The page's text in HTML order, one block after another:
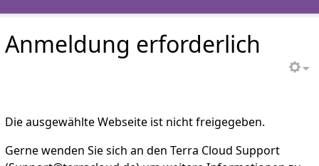
Anmeldung erforderlich
Die ausgewählte Webseite ist nicht freigegeben.
Gerne wenden Sie sich an den Terra Cloud Support